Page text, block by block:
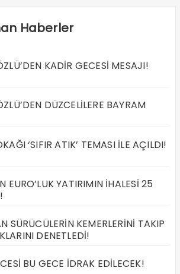
Haberler
KADİR GECESİ MESAJI!
DÜZCELİLERE BAYRAM
‘SIFIR ATIK’ TEMASI İLE AÇILDI!
EURO’LUK YATIRIMIN İHALESİ 25
SÜRÜCÜLERİN KEMERLERİNİ TAKIP
DENETLEDİ!
BU GECE İDRAK EDİLECEK!